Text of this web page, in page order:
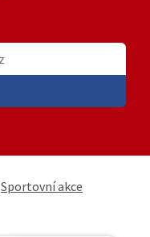
Sportovní akce